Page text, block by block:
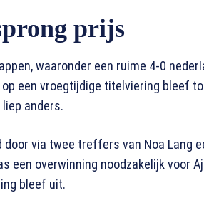
prijs
waaronder een ruime 4-0
een vroegtijdige titelviering bleef
anders.
via twee treffers van Noa Lang
een overwinning noodzakelijk voor
bleef uit.